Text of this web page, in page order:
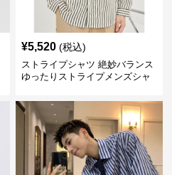
¥5,520 (税込)
ストライプシャツ 絶妙バランス
ゆったりストライプメンズシャ